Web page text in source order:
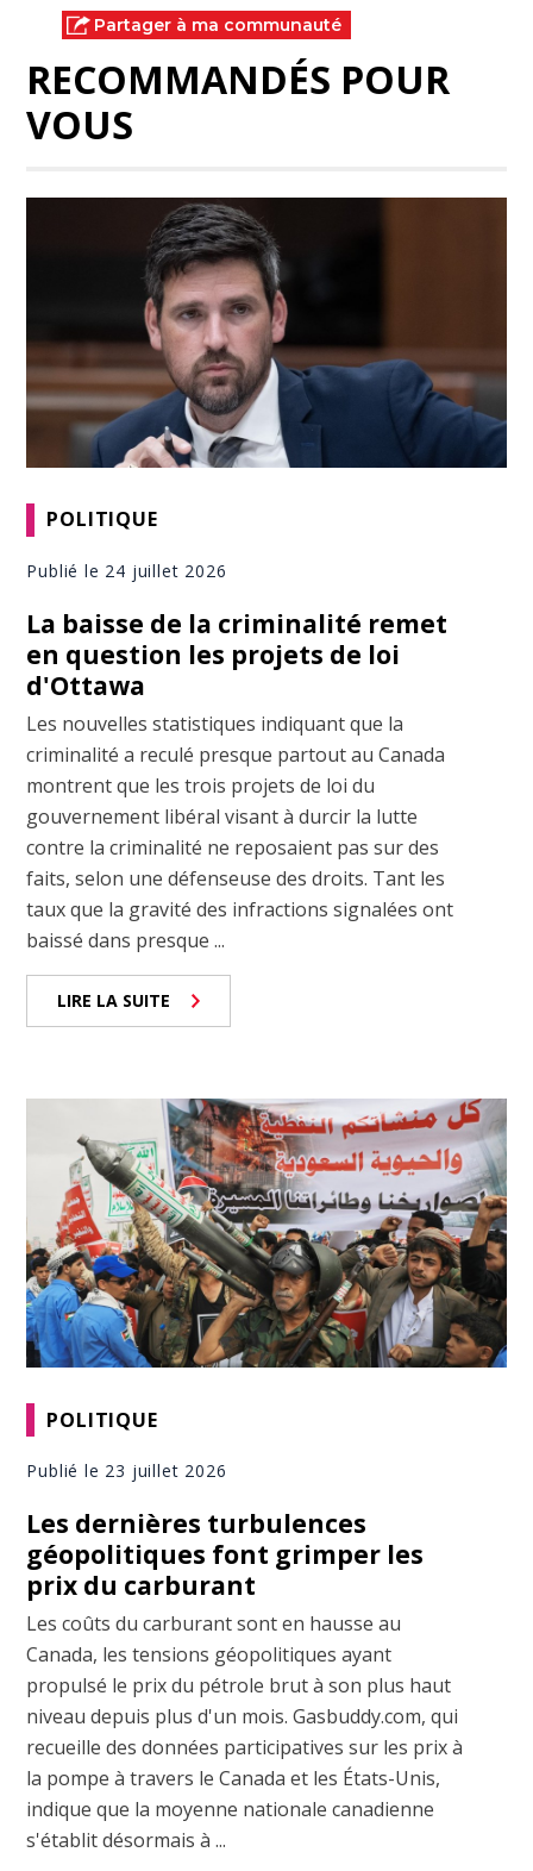
Partager à ma communauté
RECOMMANDÉS POUR
VOUS
POLITIQUE
Publié le 24 juillet 2026
La baisse de la criminalité remet
en question les projets de loi
d'Ottawa
Les nouvelles statistiques indiquant que la
criminalité a reculé presque partout au Canada
montrent que les trois projets de loi du
gouvernement libéral visant à durcir la lutte
contre la criminalité ne reposaient pas sur des
faits, selon une défenseuse des droits. Tant les
taux que la gravité des infractions signalées ont
baissé dans presque ...
LIRE LA SUITE
POLITIQUE
Publié le 23 juillet 2026
Les dernières turbulences
géopolitiques font grimper les
prix du carburant
Les coûts du carburant sont en hausse au
Canada, les tensions géopolitiques ayant
propulsé le prix du pétrole brut à son plus haut
niveau depuis plus d'un mois. Gasbuddy.com, qui
recueille des données participatives sur les prix à
la pompe à travers le Canada et les États-Unis,
indique que la moyenne nationale canadienne
s'établit désormais à ...